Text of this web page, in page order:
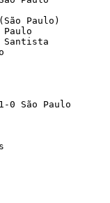
Paulo)
Paulo
Santista
0 São Paulo